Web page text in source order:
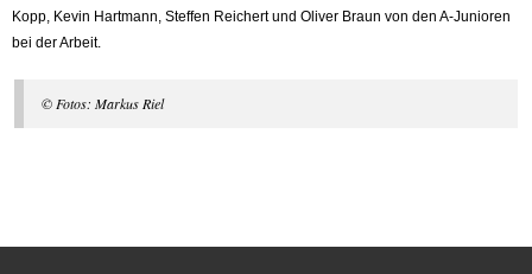
Kopp, Kevin Hartmann, Steffen Reichert und Oliver Braun von den A-Junioren
bei der Arbeit.
© Fotos: Markus Riel